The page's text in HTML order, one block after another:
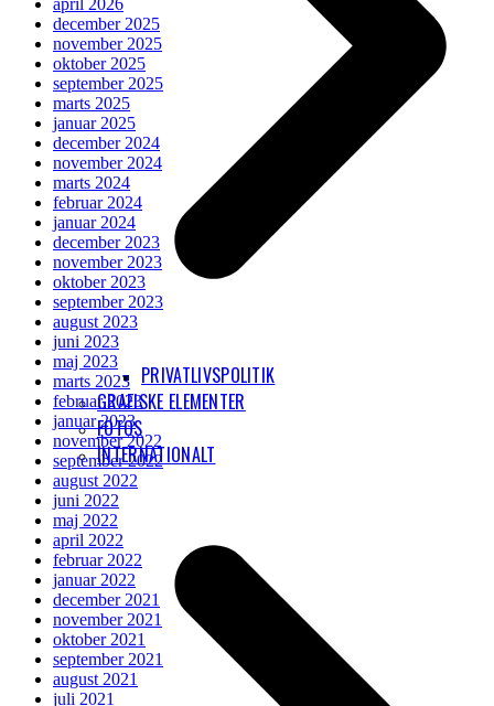
PRIVATLIVSPOLITIK
GRAFISKE ELEMENTER
FOTOS
INTERNATIONALT
december 2025
november 2025
oktober 2025
september 2025
marts 2025
januar 2025
december 2024
november 2024
marts 2024
februar 2024
januar 2024
december 2023
november 2023
oktober 2023
september 2023
august 2023
juni 2023
maj 2023
marts 2023
februar 2023
januar 2023
november 2022
september 2022
august 2022
juni 2022
maj 2022
april 2022
februar 2022
januar 2022
december 2021
november 2021
oktober 2021
september 2021
august 2021
juli 2021